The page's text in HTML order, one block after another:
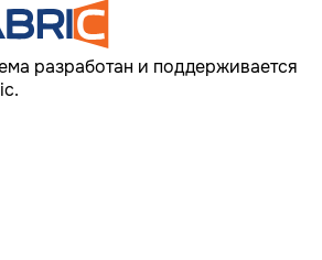
разработан и поддерживается